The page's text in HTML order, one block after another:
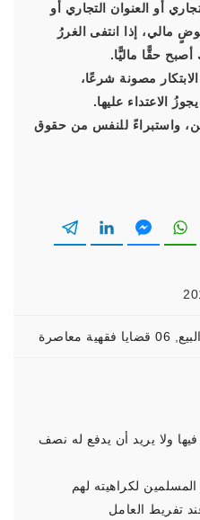
أو العنوان التجاري أو
مالي، إذا انتفى الغررُ
حقًّا ماليًّا.
مصونة شرعًا،
الاعتداء عليها.
واستبراءً للنفس من حقوق
06 قضايا فقهية معاصرة
ولا يريد أن يدفع له نصف
لكراهيته لهم
تفريط العامل